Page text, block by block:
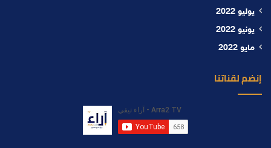
يوليو 2022
يونيو 2022
مايو 2022
إنضم لقناتنا